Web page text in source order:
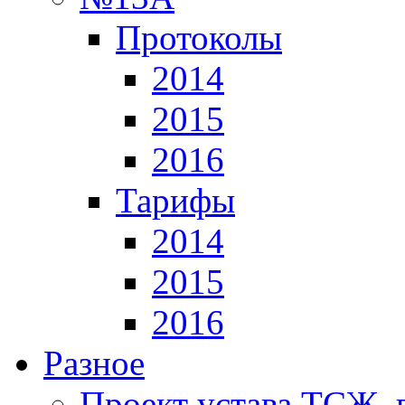
Протоколы
2014
2015
2016
Тарифы
2014
2015
2016
Разное